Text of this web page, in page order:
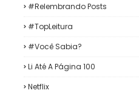
#Relembrando Posts
#TopLeitura
#Você Sabia?
Li Até A Página 100
Netflix